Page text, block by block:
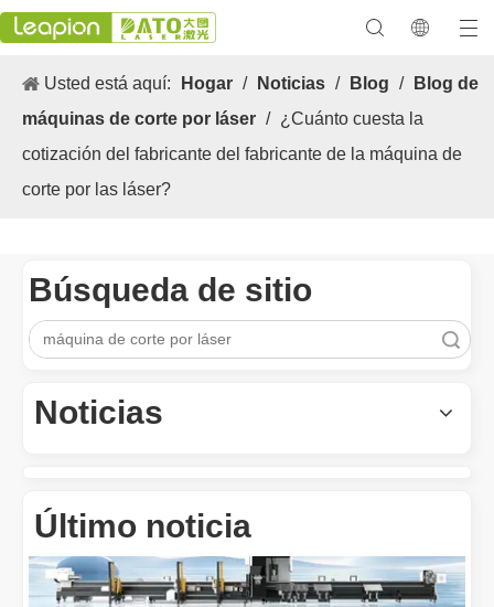
Usted está aquí: Hogar / Noticias / Blog /
Blog de
máquinas de corte por láser / ¿Cuánto cuesta la
cotización del fabricante del fabricante de la máquina de
corte por las láser?
Búsqueda de sitio
Noticias
Último noticia
Los versátiles Aplicacion y las características sobresalientes de las máquinas de marcado láser